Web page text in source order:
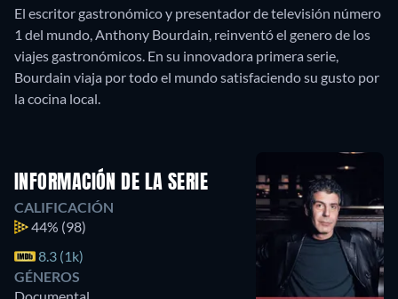
El escritor gastronómico y presentador de televisión número
1 del mundo, Anthony Bourdain, reinventó el genero de los
viajes gastronómicos. En su innovadora primera serie,
Bourdain viaja por todo el mundo satisfaciendo su gusto por
la cocina local.
INFORMACIÓN DE LA SERIE
CALIFICACIÓN
44% (98)
8.3 (1k)
GÉNEROS
Documental